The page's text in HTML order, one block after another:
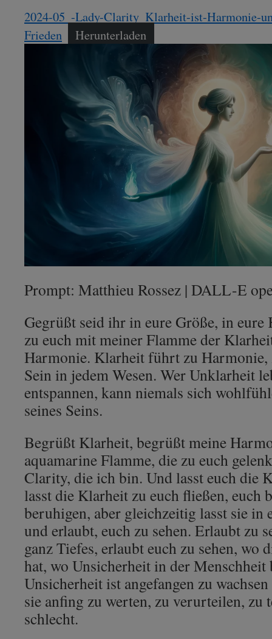
2024-05_-Lady-Clarity_Klarheit-ist-Harmonie-
Frieden
Herunterladen
Prompt: Matthieu Rossez | DALL-E
Gegrüßt seid ihr in eure Größe, in
zu euch mit meiner Flamme der
Harmonie. Klarheit führt zu Harmonie,
Sein in jedem Wesen. Wer Unklarheit
entspannen, kann niemals sich
seines Seins.
Begrüßt Klarheit, begrüßt meine
aquamarine Flamme, die zu euch
Clarity, die ich bin. Und lasst euch die
lasst die Klarheit zu euch fließen, euch
beruhigen, aber gleichzeitig lasst sie in
und erlaubt, euch zu sehen. Erlaubt zu
ganz Tiefes, erlaubt euch zu sehen, wo
hat, wo Unsicherheit in der Menschheit
Unsicherheit ist angefangen zu
sie anfing zu werten, zu verurteilen, zu
schlecht.